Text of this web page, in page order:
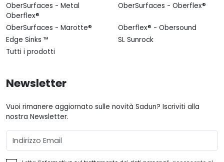
OberSurfaces - Metal
Oberflex®
OberSurfaces - Oberflex®
OberSurfaces - Marotte®
Oberflex® - Obersound
Edge Sinks ™
SL Sunrock
Tutti i prodotti
Newsletter
Vuoi rimanere aggiornato sulle novità Sadun? Iscriviti alla
nostra Newsletter.
Email